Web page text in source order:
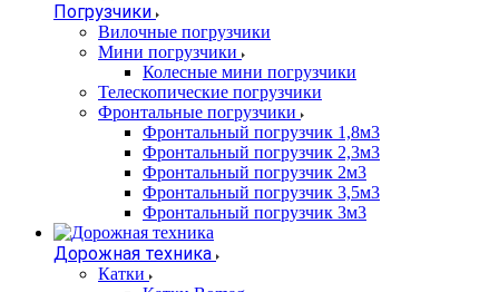
Погрузчики
Вилочные погрузчики
Мини погрузчики
Колесные мини погрузчики
Телескопические погрузчики
Фронтальные погрузчики
Фронтальный погрузчик 1,8м3
Фронтальный погрузчик 2,3м3
Фронтальный погрузчик 2м3
Фронтальный погрузчик 3,5м3
Фронтальный погрузчик 3м3
Дорожная техника
Катки